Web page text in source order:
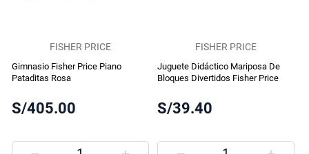
FISHER PRICE
Gimnasio Fisher Price Piano
Pataditas Rosa
S/405.00
FISHER PRICE
Juguete Didáctico Mariposa De
Bloques Divertidos Fisher Price
S/39.40